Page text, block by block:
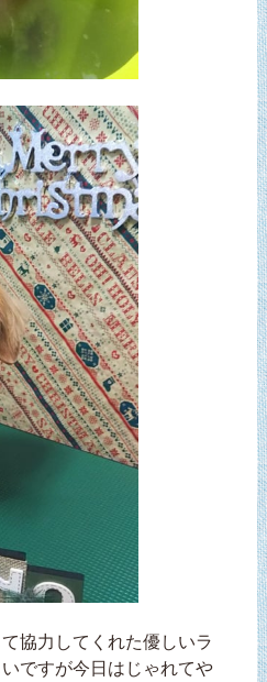
協力してくれた優しいラ
ですが今日はじゃれてや